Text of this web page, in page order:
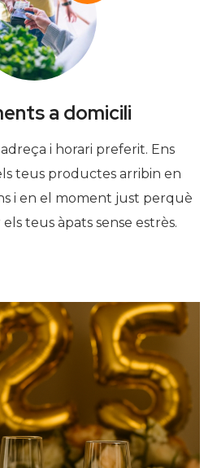
a domicili
i horari preferit. Ens
teus productes arribin en
i en el moment just perquè
teus àpats sense estrès.